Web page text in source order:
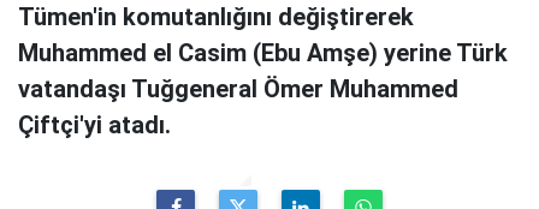
Tümen'in komutanlığını değiştirerek
Muhammed el Casim (Ebu Amşe) yerine Türk
vatandaşı Tuğgeneral Ömer Muhammed
Çiftçi'yi atadı.